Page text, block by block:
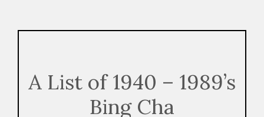
A List of 1940 – 1989’s
Bing Cha